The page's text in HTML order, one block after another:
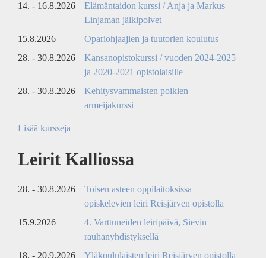
14. - 16.8.2026
Elämäntaidon kurssi / Anja ja Markus
Linjaman jälkipolvet
15.8.2026
Opariohjaajien ja tuutorien koulutus
28. - 30.8.2026
Kansanopistokurssi / vuoden 2024-2025
ja 2020-2021 opistolaisille
28. - 30.8.2026
Kehitysvammaisten poikien
armeijakurssi
Lisää kursseja
Leirit Kalliossa
28. - 30.8.2026
Toisen asteen oppilaitoksissa
opiskelevien leiri Reisjärven opistolla
15.9.2026
4. Varttuneiden leiripäivä, Sievin
rauhanyhdistyksellä
18. - 20.9.2026
Yläkoululaisten leiri Reisjärven opistolla